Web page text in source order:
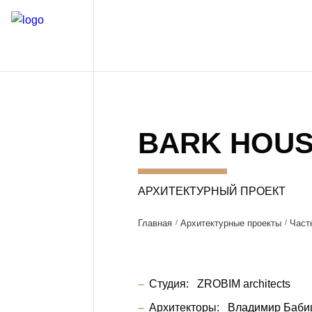
BARK
АРХИТЕКТУРНЫЙ ПРОЕКТ
Главная Архитектурные проекты
Студия: ZROBIM architects
Архитекторы: Владимир